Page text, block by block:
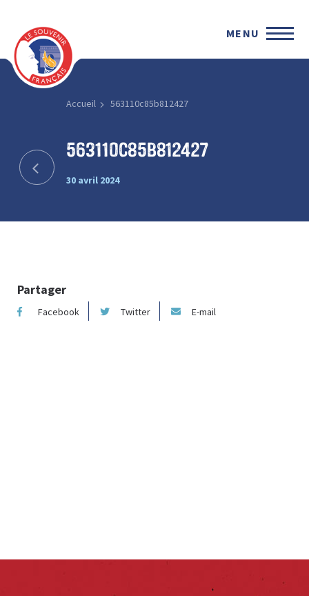
MENU
Accueil 563110c85b812427
563110c85b812427
30 avril 2024
Partager
Facebook Twitter E-mail